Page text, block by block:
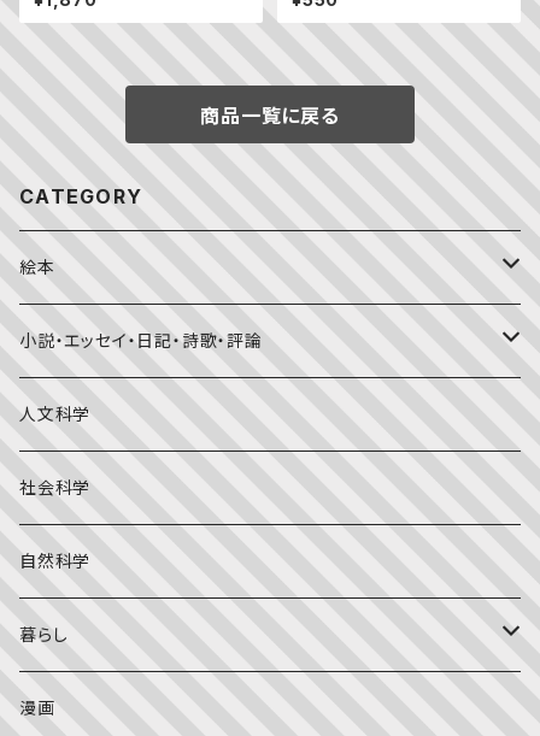
商品一覧に戻る
CATEGORY
絵本
福音館書店月刊誌
こどものとも0.1.2
こどものとも年少版
その他の月刊誌
おはなしプーカ
チャイルドブックアップル（2・3歳～）
日本の絵本
外国の絵本
昔話・民話
日本の昔話・民話
おばけ・妖怪・こわい絵本
小説・エッセイ・日記・詩歌・評論
日本文学
詩・短歌・俳句・ことば
評論
エッセイ・日記
海外文学
人文科学
社会科学
自然科学
暮らし
食・料理
漫画